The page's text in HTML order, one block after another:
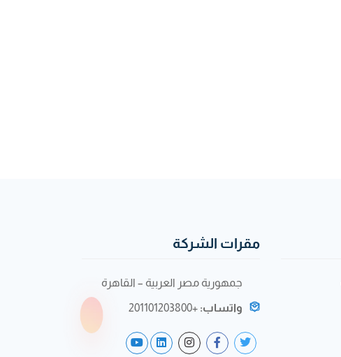
مقرات الشركة
جمهورية مصر العربية – القاهرة
واتساب: +201101203800